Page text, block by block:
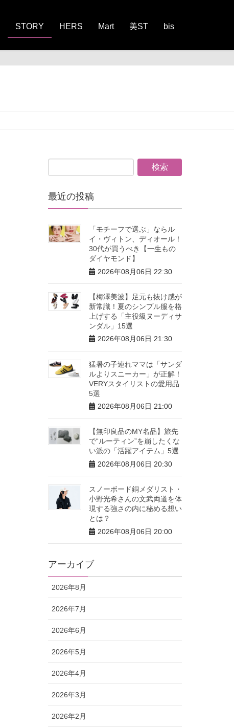
STORY HERS Mart 美ST bis
最近の投稿
「モチーフで選ぶ」ならル
イ・ヴィトン、ディオール！
30代が買うべき【一生もの
ダイヤモンド】
2026年08月06日 22:30
【梅澤美波】足元も抜け感が
新常識！夏のシンプル服を格
上げする「主役級ヌーディサ
ンダル」15選
2026年08月06日 21:30
猛暑の子連れママは「サンダ
ルよりスニーカー」が正解！
VERYスタイリストの愛用品
5選
2026年08月06日 21:00
【無印良品のMY名品】旅先
で“ルーティン”を崩したくな
い派の「活躍アイテム」5選
2026年08月06日 20:30
スノーボード銅メダリスト・
小野光希さんの文武両道を体
現する強さの内に秘める想い
とは？
2026年08月06日 20:00
アーカイブ
2026年8月
2026年7月
2026年6月
2026年5月
2026年4月
2026年3月
2026年2月